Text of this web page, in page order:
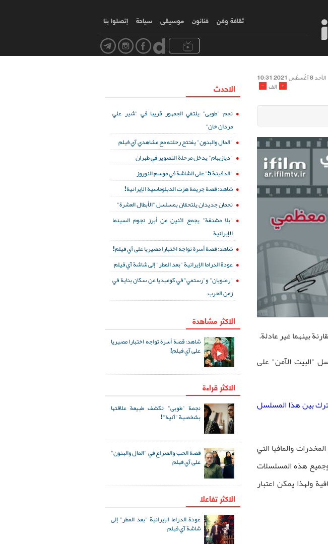
ثقافة وفن فنانون موسیقی سياحة إتصلوا بنا
الأحد 8 آغُسطُس 2021 10:31
- الف +
بينهما غير عادلة.
"البيت الآمن" على
بين هذا المسلسل
والمافيا التي
وجميع هذه المسلسلات
ولهذا يمكن اعتبار
الاحدث
نجم "طوبى" يلتقي الجمهور قريبا في "شير علي
مردان خان"
"المال والبنون" يفتتح رحلته مع مشاهدي آي فيلم
"ديازيبام" يدخل مرحلة التصوير في طهران
"الدفينة 5" على الشاشة في موسم النوروز
شاهد: قصة جريمة هزت الدبلوماسية الإيرانية!
نجمان جديدان يلتحقان بمسلسل "الأبطال العشرة"
"بلا مشنقة" يجمع اثنين من أبرز نجوم السينما
الإيرانية
شاهد: قصة أسرة تواجه اختبارا مصيريا على آي فيلم!
عودة الدراما الإيرانية "بعد المطر" إلى شاشة آي فيلم
"رضويان" و"رستمي" في كوميديا عن سكان بناية في
زمن الحرب
الاكثر مشاهدة
شاهد: قصة أسرة تواجه اختبارا مصيريا
على آي فيلم!
الاكثر قراءة
نجمة "طوبى" تكشف طبيعة علاقتها
بشخصية "آنية"!
قصة الحب والصراع في "المال والبنون"
على آي فيلم
الاکثر تفاعلا
عودة الدراما الإيرانية "بعد المطر" إلى
شاشة آي فيلم